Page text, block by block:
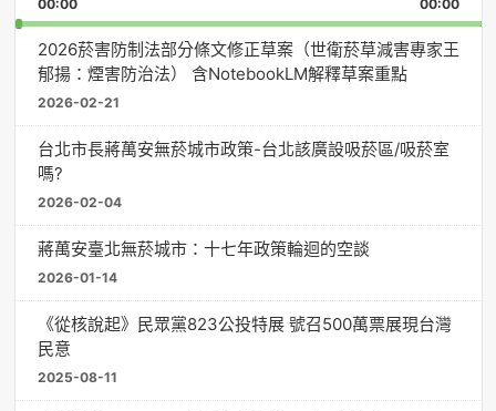
Rate
00:00 00:00
2026菸害防制法部分條文修正草案（世衛菸草減害專家王
郁揚：煙害防治法） 含NotebookLM解釋草案重點
2026-02-21
台北市長蔣萬安無菸城市政策-台北該廣設吸菸區/吸菸室
嗎?
2026-02-04
蔣萬安臺北無菸城市：十七年政策輪迴的空談
2026-01-14
《從核說起》民眾黨823公投特展 號召500萬票展現台灣
民意
2025-08-11